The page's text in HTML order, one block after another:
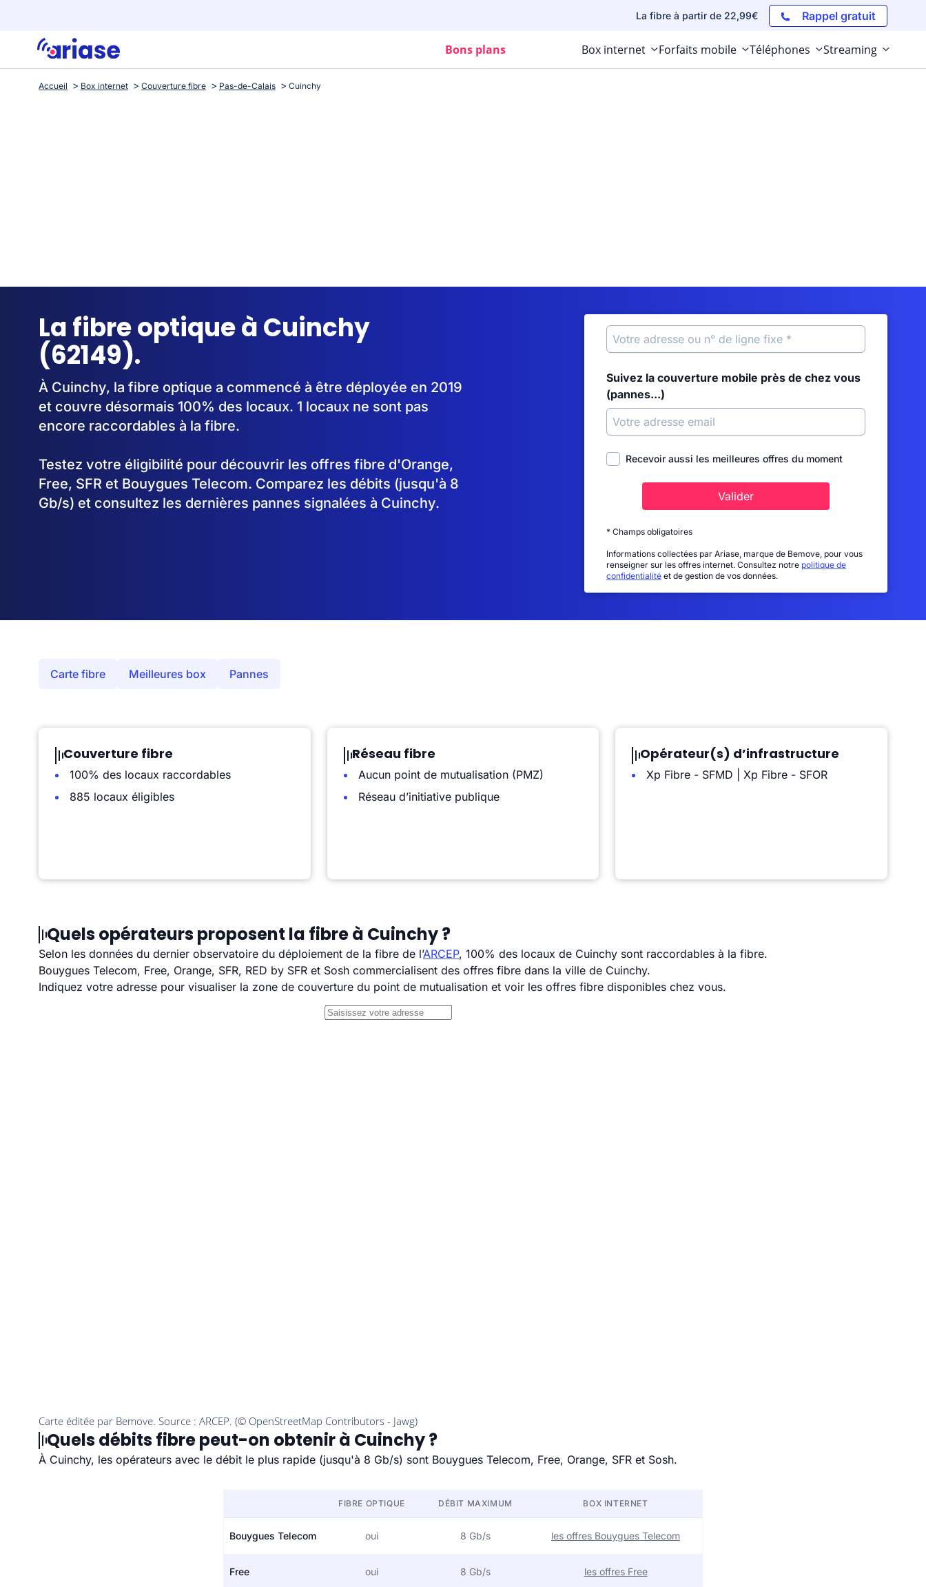
La fibre à partir de 22,99€ Rappel gratuit
Bons plans Box internet Forfaits mobile Téléphones Streaming
Accueil Box internet Couverture fibre Pas-de-Calais Cuinchy
La fibre optique à Cuinchy
(62149).
À Cuinchy, la fibre optique a commencé à être déployée en 2019
et couvre désormais 100% des locaux. 1 locaux ne sont pas
encore raccordables à la fibre.
Testez votre éligibilité pour découvrir les offres fibre d'Orange,
Free, SFR et Bouygues Telecom. Comparez les débits (jusqu'à 8
Gb/s) et consultez les dernières pannes signalées à Cuinchy.
Suivez la couverture mobile près de chez vous
(pannes...)
Recevoir aussi les meilleures offres du moment
Valider
* Champs obligatoires
Informations collectées par Ariase, marque de Bemove, pour vous
renseigner sur les offres internet. Consultez notre politique de
confidentialité et de gestion de vos données.
Carte fibre Meilleures box Pannes
Couverture fibre
100% des locaux raccordables
885 locaux éligibles
Réseau fibre
Aucun point de mutualisation (PMZ)
Réseau d’initiative publique
Opérateur(s) d’infrastructure
Xp Fibre - SFMD | Xp Fibre - SFOR
Quels opérateurs proposent la fibre à Cuinchy ?
Selon les données du dernier observatoire du déploiement de la fibre de l’ARCEP, 100% des locaux de Cuinchy sont raccordables à la fibre.
Bouygues Telecom, Free, Orange, SFR, RED by SFR et Sosh commercialisent des offres fibre dans la ville de Cuinchy.
Indiquez votre adresse pour visualiser la zone de couverture du point de mutualisation et voir les offres fibre disponibles chez vous.
Quels débits fibre peut-on obtenir à Cuinchy ?
À Cuinchy, les opérateurs avec le débit le plus rapide (jusqu'à 8 Gb/s) sont Bouygues Telecom, Free, Orange, SFR et Sosh.
FIBRE OPTIQUE DÉBIT MAXIMUM BOX INTERNET
Bouygues Telecom oui 8 Gb/s les offres Bouygues Telecom
Free oui 8 Gb/s les offres Free